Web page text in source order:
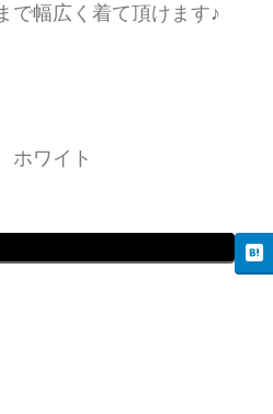
で幅広く着て頂けます♪
ホワイト